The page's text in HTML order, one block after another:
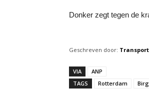
Donker zegt tegen de
Geschreven door:
VIA
ANP
TAGS
Rotterdam